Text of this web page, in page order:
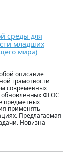
среды для
младших
мира)
описание
грамотности
современных
обновлённых ФГОС
предметных
применять
Предлагаемая
Новизна